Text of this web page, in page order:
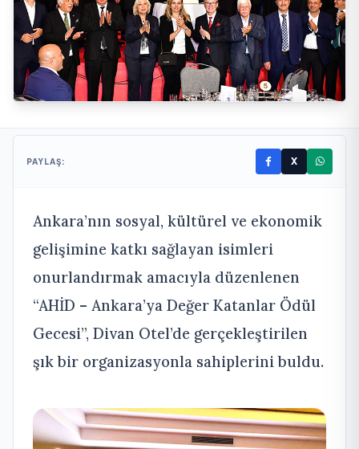
PAYLAŞ: X
Ankara’nın sosyal, kültürel ve ekonomik
gelişimine katkı sağlayan isimleri
onurlandırmak amacıyla düzenlenen
“AHİD – Ankara’ya Değer Katanlar Ödül
Gecesi”, Divan Otel’de gerçekleştirilen
şık bir organizasyonla sahiplerini buldu.